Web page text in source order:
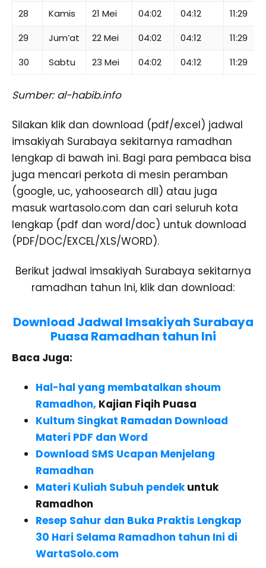
28
Kamis 21 Mei 04:02 04:12
11:29
29
Jum’at 22 Mei 04:02 04:12
11:29
30
Sabtu 23 Mei 04:02 04:12 11:29
Sumber: al-habib.info
Silakan klik dan download (pdf/excel) jadwal
imsakiyah Surabaya sekitarnya ramadhan
lengkap di bawah ini. Bagi para pembaca bisa
juga mencari perkota di mesin peramban
(google, uc, yahoosearch dll) atau juga
masuk wartasolo.com dan cari seluruh kota
lengkap (pdf dan word/doc) untuk download
(PDF/DOC/EXCEL/XLS/WORD).
Berikut jadwal imsakiyah Surabaya sekitarnya
ramadhan tahun Ini, klik dan download:
Download Jadwal Imsakiyah Surabaya
Puasa Ramadhan tahun Ini
Baca Juga:
Hal-hal yang membatalkan shoum
Ramadhon, Kajian Fiqih Puasa
Kultum Singkat Ramadan Download
Materi PDF dan Word
Download SMS Ucapan Menjelang
Ramadhan
Materi Kuliah Subuh pendekuntuk
Ramadhon
Resep Sahur dan Buka Praktis Lengkap
30 Hari Selama Ramadhon tahun Ini di
WartaSolo.com